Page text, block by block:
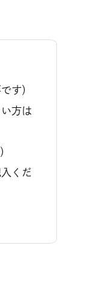
す）
方は
くだ